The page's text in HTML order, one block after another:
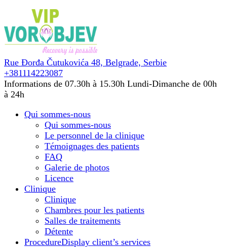
Rue Đorđa Čutukovića 48, Belgrade, Serbie
+381114223087
Informations de 07.30h à 15.30h Lundi-Dimanche de 00h
à 24h
Qui sommes-nous
Qui sommes-nous
Le personnel de la clinique
Témoignages des patients
FAQ
Galerie de photos
Licence
Сlinique
Сlinique
Chambres pour les patients
Salles de traitements
Détente
ProcedureDisplay client’s services